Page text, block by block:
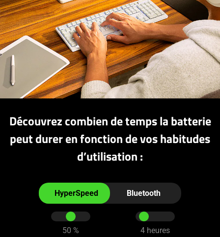
Découvrez combien de temps la batterie
peut durer en fonction de vos habitudes
d’utilisation :
HyperSpeed Bluetooth
50 %
4heures